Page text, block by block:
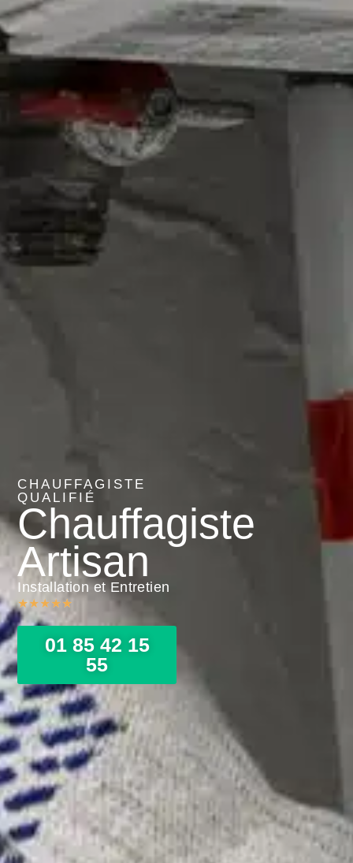
CHAUFFAGISTE
QUALIFIÉ
Chauffagiste
Artisan
Installation et Entretien
★★★★★
01 85 42 15
55